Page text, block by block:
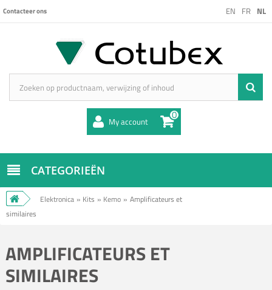
EN FR NL
Contacteer ons
My account 0
CATEGORIEËN
Elektronica » Kits » Kemo » Amplificateurs et
similaires
AMPLIFICATEURS ET
SIMILAIRES